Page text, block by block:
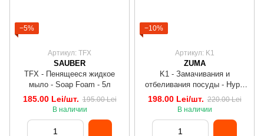
−5%
Артикул: TFX
SAUBER
TFX - Пенящееся жидкое
мыло - Soap Foam - 5л
185.00 Lei/шт. 195.00 Lei
В наличии
−10%
Артикул: K1
ZUMA
K1 - Замачивания и
отбеливания посуды - Hypo
Dip whitener - 5л
198.00 Lei/шт. 220.00 Lei
В наличии